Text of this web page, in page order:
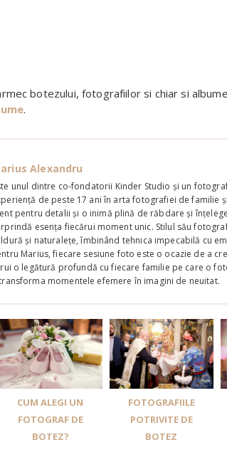
botezului, fotografiilor si chiar si
.
Alexandru
unul dintre co-fondatorii Kinder Studio și un
de peste 17 ani în arta fotografiei de familie
pentru detalii și o inimă plină de răbdare și
esența fiecărui moment unic. Stilul său
și naturalețe, îmbinând tehnica impecabilă cu
Marius, fiecare sesiune foto este o ocazie de a
o legătură profundă cu fiecare familie pe care o
momentele efemere în imagini de neuitat.
CUM ALEGI UN
FOTOGRAF DE
BOTEZ?
FOTOGRAFIILE
POTRIVITE DE
BOTEZ